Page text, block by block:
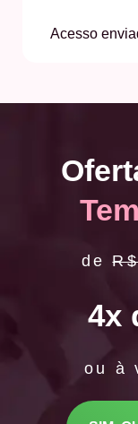
Acesso
de
4x
ou à